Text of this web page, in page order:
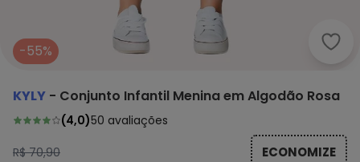
Kyly
-55%
KYLY - Conjunto Infantil Menina em Algodão Rosa
(4,0)50 avaliações
R$ 70,90
ECONOMIZE